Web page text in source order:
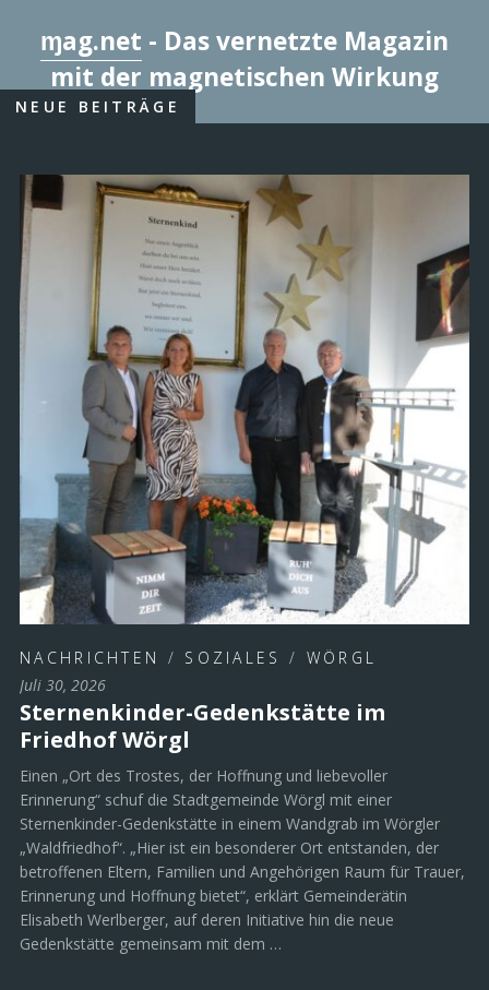
ɱag.net - Das vernetzte Magazin
mit der magnetischen Wirkung
NEUE BEITRÄGE
NACHRICHTEN / SOZIALES / WÖRGL
Juli 30, 2026
Sternenkinder-Gedenkstätte im
Friedhof Wörgl
Einen „Ort des Trostes, der Hoffnung und liebevoller
Erinnerung“ schuf die Stadtgemeinde Wörgl mit einer
Sternenkinder-Gedenkstätte in einem Wandgrab im Wörgler
„Waldfriedhof“. „Hier ist ein besonderer Ort entstanden, der
betroffenen Eltern, Familien und Angehörigen Raum für Trauer,
Erinnerung und Hoffnung bietet“, erklärt Gemeinderätin
Elisabeth Werlberger, auf deren Initiative hin die neue
Gedenkstätte gemeinsam mit dem …